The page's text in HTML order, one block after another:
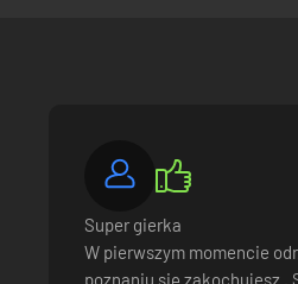
Super gierka
W pierwszym momencie
poznaniu się zakochujesz .